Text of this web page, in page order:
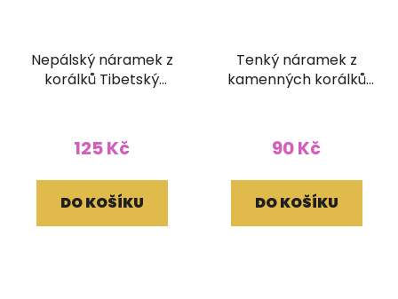
Nepálský náramek z
korálků Tibetský
125 Kč
DO KOŠÍKU
Tenký náramek z
kamenných korálků
90 Kč
DO KOŠÍKU